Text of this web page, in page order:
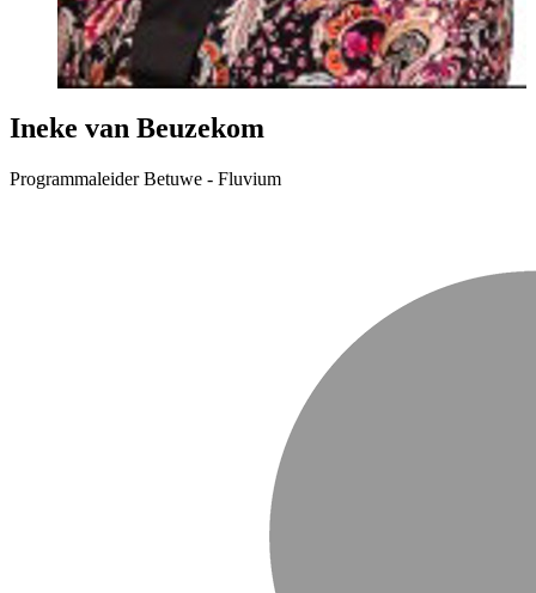
Ineke van Beuzekom
Programmaleider Betuwe - Fluvium